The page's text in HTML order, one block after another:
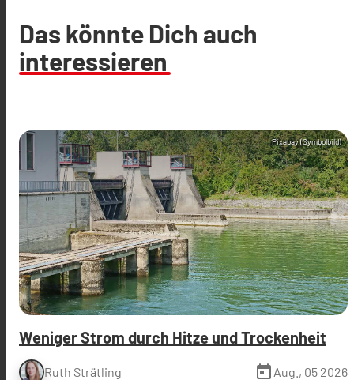
Das könnte Dich auch
interessieren
Pixabay (Symbolbild)
Weniger Strom durch Hitze und Trockenheit
Ruth Strätling today Aug., 05 2026